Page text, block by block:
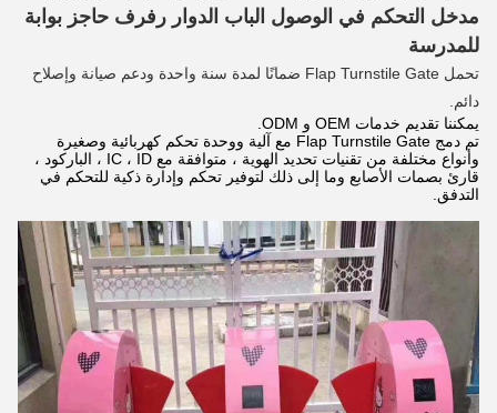
مدخل التحكم في الوصول الباب الدوار رفرف حاجز بوابة
للمدرسة
تحمل Flap Turnstile Gate ضمانًا لمدة سنة واحدة ودعم صيانة وإصلاح
دائم.
يمكننا تقديم خدمات OEM و ODM.
تم دمج Flap Turnstile Gate مع آلية ووحدة تحكم كهربائية وصغيرة
وأنواع مختلفة من تقنيات تحديد الهوية ، متوافقة مع IC ، ID ، الباركود ،
قارئ بصمات الأصابع وما إلى ذلك لتوفير تحكم وإدارة ذكية للتحكم في
التدفق.